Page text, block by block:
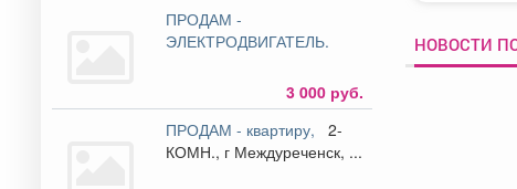
ПРОДАМ -
ЭЛЕКТРОДВИГАТЕЛЬ.
3 000 руб.
ПРОДАМ - квартиру,
2-
КОМН., г Междуреченск, ...
НОВОСТИ